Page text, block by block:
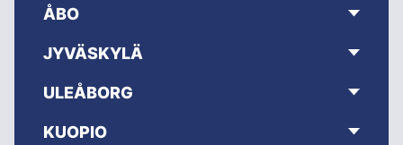
ÅBO
JYVÄSKYLÄ
ULEÅBORG
KUOPIO